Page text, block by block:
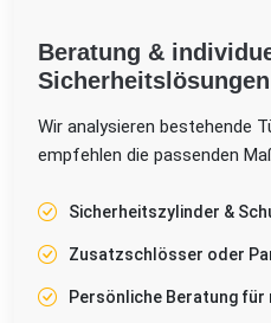
Beratung &
Sicherheitslösungen
Wir analysieren bestehende
empfehlen die passenden
Sicherheitszylinder &
Zusatzschlösser oder
Persönliche Beratung für